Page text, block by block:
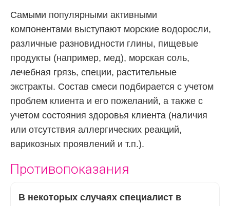
Самыми популярными активными
компонентами выступают морские водоросли,
различные разновидности глины, пищевые
продукты (например, мед), морская соль,
лечебная грязь, специи, растительные
экстракты. Состав смеси подбирается с учетом
проблем клиента и его пожеланий, а также с
учетом состояния здоровья клиента (наличия
или отсутствия аллергических реакций,
варикозных проявлений и т.п.).
Противопоказания
В некоторых случаях специалист в